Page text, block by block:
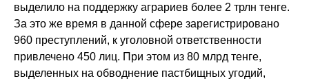
выделило на поддержку аграриев более 2 трлн тенге.
За это же время в данной сфере зарегистрировано
960 преступлений, к уголовной ответственности
привлечено 450 лиц. При этом из 80 млрд тенге,
выделенных на обводнение пастбищных угодий,